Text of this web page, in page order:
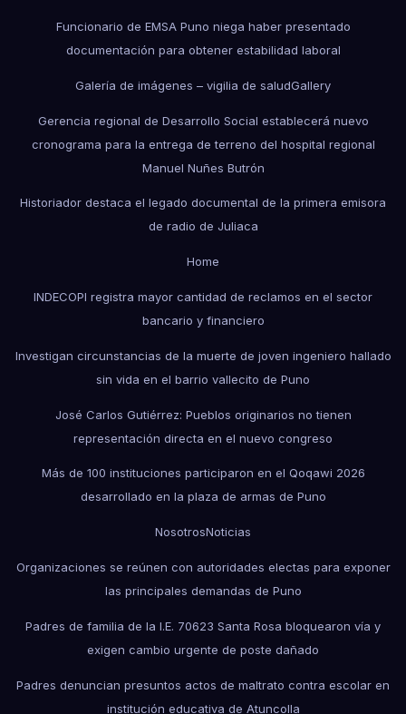
Funcionario de EMSA Puno niega haber presentado
documentación para obtener estabilidad laboral
Galería de imágenes – vigilia de saludGallery
Gerencia regional de Desarrollo Social establecerá nuevo
cronograma para la entrega de terreno del hospital regional
Manuel Nuñes Butrón
Historiador destaca el legado documental de la primera emisora
de radio de Juliaca
Home
INDECOPI registra mayor cantidad de reclamos en el sector
bancario y financiero
Investigan circunstancias de la muerte de joven ingeniero hallado
sin vida en el barrio vallecito de Puno
José Carlos Gutiérrez: Pueblos originarios no tienen
representación directa en el nuevo congreso
Más de 100 instituciones participaron en el Qoqawi 2026
desarrollado en la plaza de armas de Puno
NosotrosNoticias
Organizaciones se reúnen con autoridades electas para exponer
las principales demandas de Puno
Padres de familia de la I.E. 70623 Santa Rosa bloquearon vía y
exigen cambio urgente de poste dañado
Padres denuncian presuntos actos de maltrato contra escolar en
institución educativa de Atuncolla